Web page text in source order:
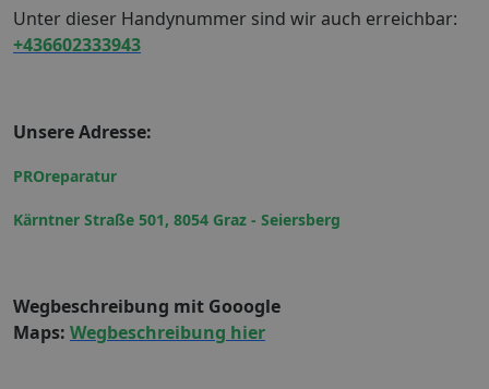
Unter dieser Handynummer sind wir auch erreichbar:
+436602333943
Unsere Adresse:
PROreparatur
Kärntner Straße 501, 8054 Graz - Seiersberg
Wegbeschreibung mit Gooogle
Maps: Wegbeschreibung hier